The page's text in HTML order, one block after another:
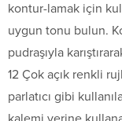
kontur-lamak için
uygun tonu bulun.
pudraşıyla
12 Çok açık renkli
parlatıcı gibi